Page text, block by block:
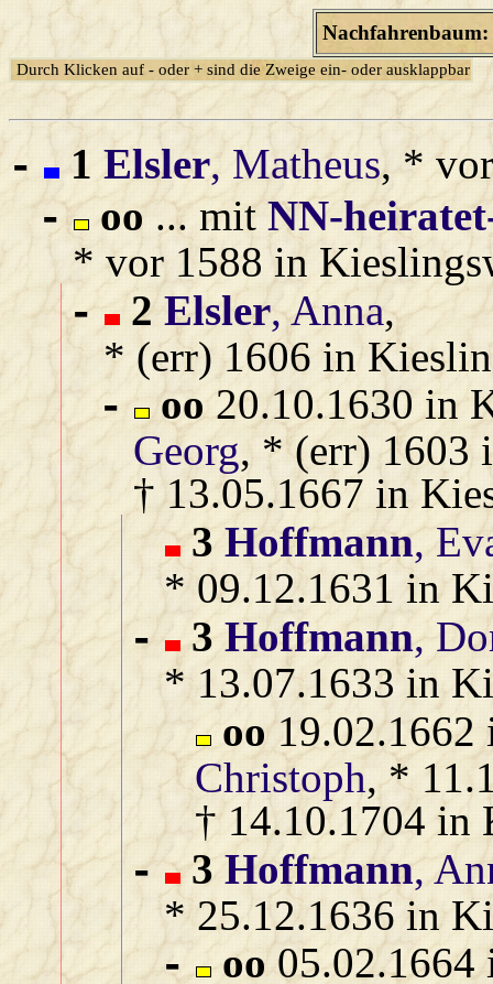
Nachfahrenbaum:
Durch Klicken auf - oder + sind die Zweige ein- oder ausklappbar
- 1 Elsler, Matheus, *
- oo... mit
* vor 1588 in
- 2 Elsler, Anna,
* (err) 1606 in
- oo20.10.1630 in
Georg, * (err) 1603
† 13.05.1667 in
3 Hoffmann,
* 09.12.1631 in
- 3 Hoffmann,
* 13.07.1633 in
oo19.02.1662
Christoph, *
† 14.10.1704 in
- 3 Hoffmann,
* 25.12.1636 in
- oo05.02.1664